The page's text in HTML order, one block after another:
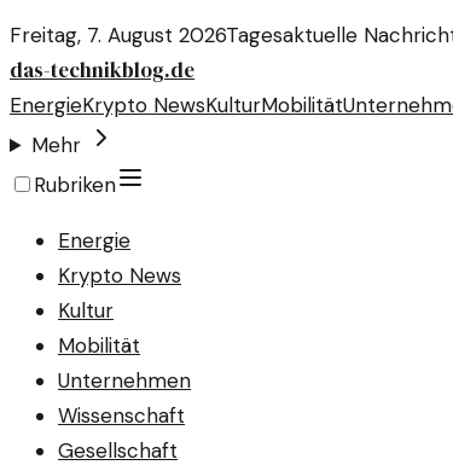
Freitag, 7. August 2026Tagesaktuelle
das-technikblog.de
EnergieKrypto NewsKulturMobilität
Mehr
Rubriken
Energie
Krypto News
Kultur
Mobilität
Unternehmen
Wissenschaft
Gesellschaft